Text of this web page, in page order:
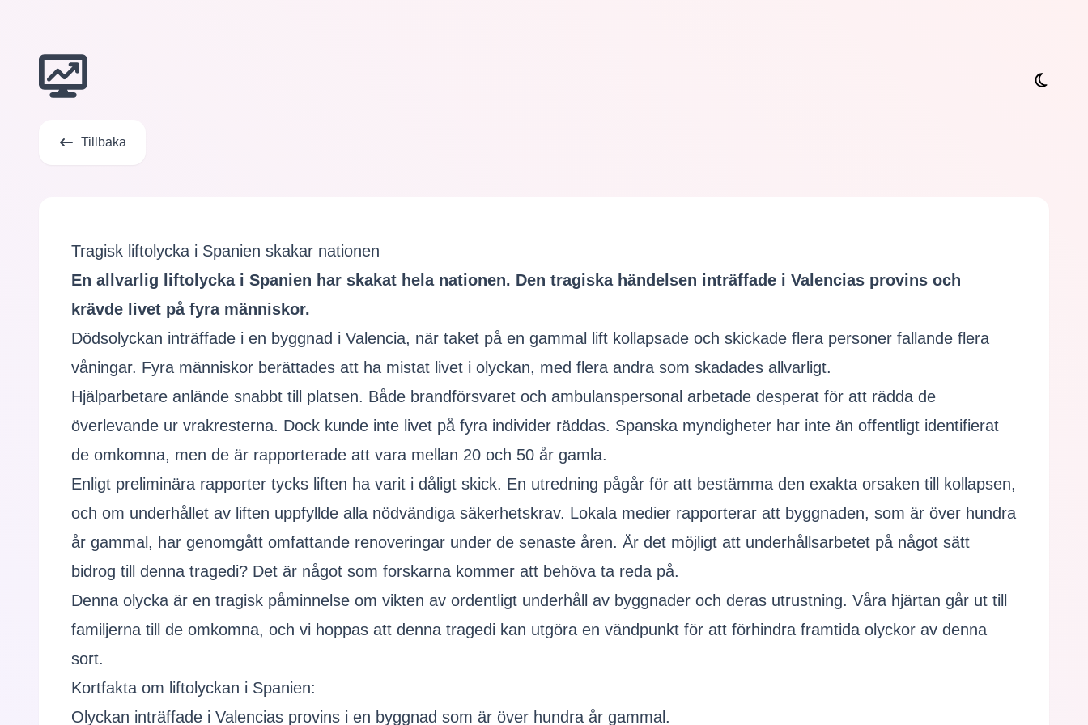
Tillbaka
Tragisk liftolycka i Spanien skakar nationen
En allvarlig liftolycka i Spanien har skakat hela nationen. Den tragiska händelsen inträffade i Valencias provins och
krävde livet på fyra människor.
Dödsolyckan inträffade i en byggnad i Valencia, när taket på en gammal lift kollapsade och skickade flera personer fallande flera
våningar. Fyra människor berättades att ha mistat livet i olyckan, med flera andra som skadades allvarligt.
Hjälparbetare anlände snabbt till platsen. Både brandförsvaret och ambulanspersonal arbetade desperat för att rädda de
överlevande ur vrakresterna. Dock kunde inte livet på fyra individer räddas. Spanska myndigheter har inte än offentligt identifierat
de omkomna, men de är rapporterade att vara mellan 20 och 50 år gamla.
Enligt preliminära rapporter tycks liften ha varit i dåligt skick. En utredning pågår för att bestämma den exakta orsaken till kollapsen,
och om underhållet av liften uppfyllde alla nödvändiga säkerhetskrav. Lokala medier rapporterar att byggnaden, som är över hundra
år gammal, har genomgått omfattande renoveringar under de senaste åren. Är det möjligt att underhållsarbetet på något sätt
bidrog till denna tragedi? Det är något som forskarna kommer att behöva ta reda på.
Denna olycka är en tragisk påminnelse om vikten av ordentligt underhåll av byggnader och deras utrustning. Våra hjärtan går ut till
familjerna till de omkomna, och vi hoppas att denna tragedi kan utgöra en vändpunkt för att förhindra framtida olyckor av denna
sort.
Kortfakta om liftolyckan i Spanien:
Olyckan inträffade i Valencias provins i en byggnad som är över hundra år gammal.